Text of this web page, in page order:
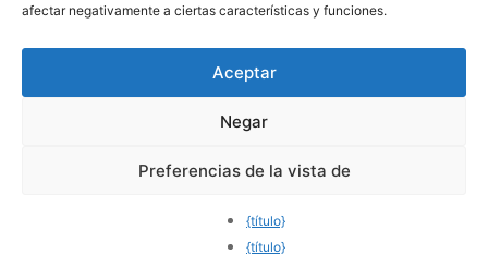
afectar negativamente a ciertas características y funciones.
Aceptar
Negar
Preferencias de la vista de
{título}
{título}
POLÍTICA DE PRIVACIDADLAS COOKIES